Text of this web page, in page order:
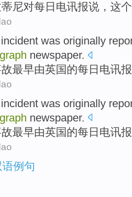
尼对每日 电讯报说 ，这个
incident was originally
newspaper.
最早由英国的每日 电讯报
incident was originally
newspaper.
最早由英国的每日 电讯报
例句